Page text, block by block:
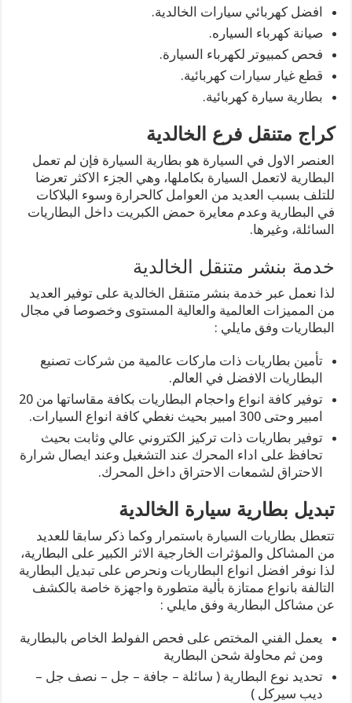
افضل كهربائي سيارات الخالدية.
صيانة كهرباء السياره.
فحص كمبيوتر لكهرباء السيارة.
قطع غيار سيارات كهربائية.
بطارية سيارة كهربائية.
كراج متنقل فرع الخالدية
العنصر الاول في السيارة هو بطارية السيارة فإن لم تعمل
البطارية لاتعمل السيارة بكاملها، وهي الجزء الاكثر تعرضا
للتلف بسبب العديد من العوامل كالحرارة وسوء البلاكات
في البطارية وعدم معايرة حمض الكبريت داخل البطاريات
السائلة، وغيرها.
خدمة بنشر متنقل الخالدية
لذا نعمل عبر خدمة بنشر متنقل الخالدية على توفير العديد
من المميزات العالمية والعالية المستوى وخصوصا في مجال
البطاريات وفق مايلي :
تأمين بطاريات ذات ماركات عالمية من شركات تصنيع
البطاريات الافضل في العالم.
توفير كافة انواع واحجام البطاريات بكافة مقاساتها من 20
امبير وحتى 300 امبير بحيث نغطي كافة انواع السيارات.
توفير بطاريات ذات تركيز الكتروني عالي وثابت بحيث
تحافظ على اداء المحرك عند التشغيل وعند ايصال شرارة
الاحتراق لشمعات الاحتراق داخل المحرك.
تبديل بطارية سيارة الخالدية
تتعطل بطاريات السيارة باستمرار وكما ذكر سابقا للعديد
من المشاكل والمؤثرات الخارجية الاثر الكبير على البطارية،
لذا نوفر افضل انواع البطاريات ونحرص على تبديل البطارية
التالفة بانواع ممتازة بألية متطورة واجهزة خاصة بالكشف
عن مشاكل البطارية وفق مايلي :
يعمل الفني المختص على فحص الفولط الخاص بالبطارية
ومن ثم محاولة شحن البطارية
تحديد نوع البطارية ( سائلة – جافة – جل – نصف جل –
ديب سيركل )